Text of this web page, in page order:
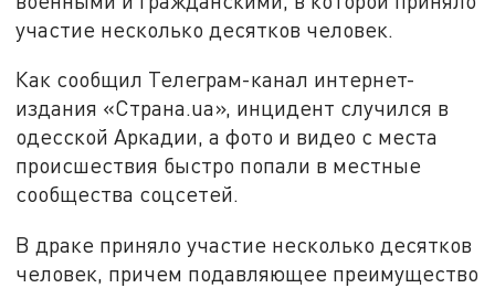
участие несколько десятков человек.
Как сообщил Телеграм-канал интернет-
издания «Страна.ua», инцидент случился в
одесской Аркадии, а фото и видео с места
происшествия быстро попали в местные
сообщества соцсетей.
В драке приняло участие несколько десятков
человек, причем подавляющее преимущество